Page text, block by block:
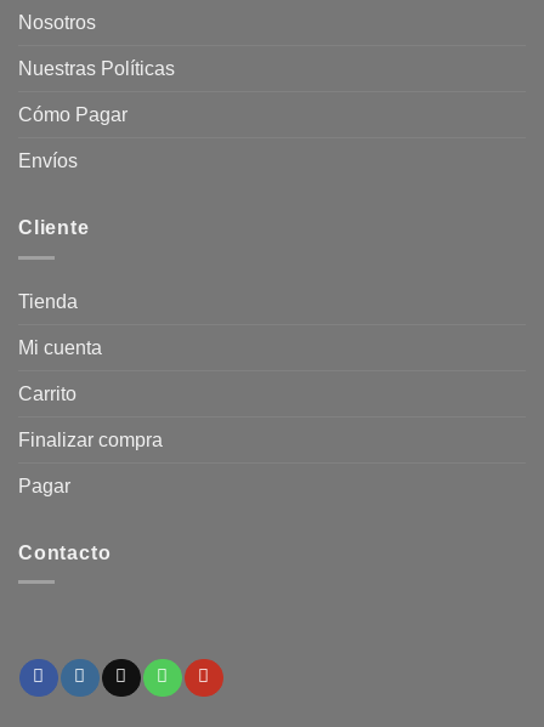
Nosotros
Nuestras Políticas
Cómo Pagar
Envíos
Cliente
Tienda
Mi cuenta
Carrito
Finalizar compra
Pagar
Contacto